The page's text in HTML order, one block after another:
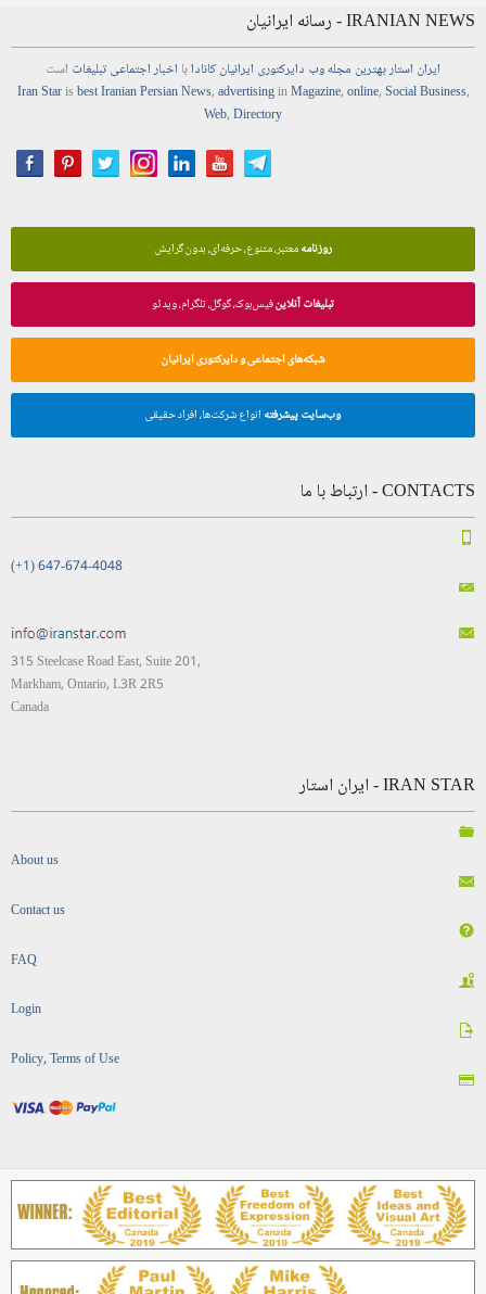
IRANIAN NEWS - رسانه ایرانیان
ایران استاربهترین مجلهوب دایرکتوری ایرانیان کانادابا اخباراجتماعیتبلیغات است
Iran Starisbest Iranian PersianNews,advertisinginMagazine,online,Social Business,
Web,Directory
روزنامهمعتبر، متنوع، حرفه‌ای، بدون گرایش
تبلیغات آنلاینفیس‌بوک، گوگل، تلگرام، ویدئو
شبکه‌های اجتماعی و دایرکتوری ایرانیان
وب‌سایت پیشرفته انواع شرکت‌ها، افراد حقیقی
CONTACTS - ارتباط با ما
(+1) 647-674-4048
315 Steelcase Road East, Suite 201,
Markham, Ontario, L3R 2R5
Canada
IRAN STAR - ایران استار
About us
Contact us
FAQ
Login
Policy, Terms of Use